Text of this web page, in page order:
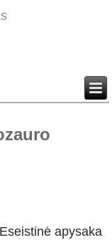
Eseistinė apysaka